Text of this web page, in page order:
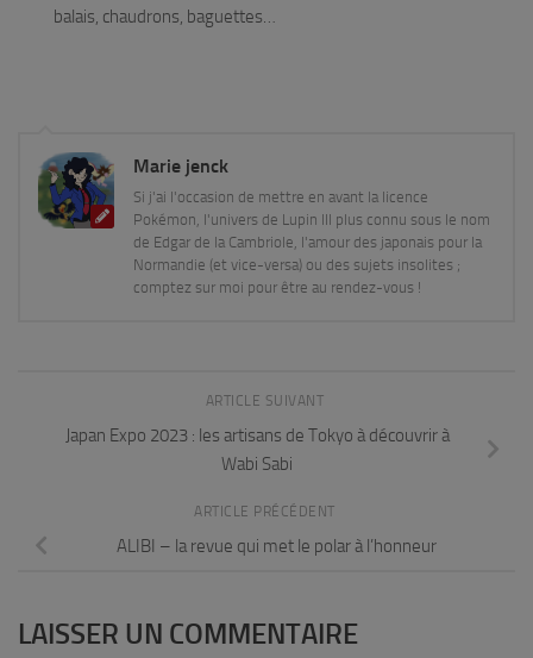
balais, chaudrons, baguettes…
Marie jenck
Si j'ai l'occasion de mettre en avant la licence
Pokémon, l'univers de Lupin III plus connu sous le nom
de Edgar de la Cambriole, l'amour des japonais pour la
Normandie (et vice-versa) ou des sujets insolites ;
comptez sur moi pour être au rendez-vous !
ARTICLE SUIVANT
Japan Expo 2023 : les artisans de Tokyo à découvrir à
Wabi Sabi
ARTICLE PRÉCÉDENT
ALIBI – la revue qui met le polar à l’honneur
LAISSER UN COMMENTAIRE